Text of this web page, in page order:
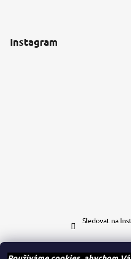
Instagram
Sledovat na
Kontakt